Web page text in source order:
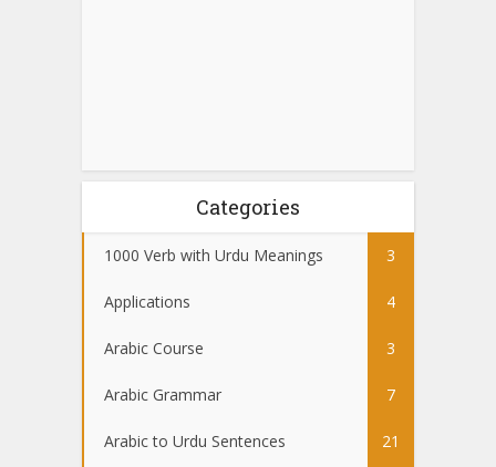
Categories
1000 Verb with Urdu Meanings 3
Applications 4
Arabic Course 3
Arabic Grammar 7
Arabic to Urdu Sentences 21